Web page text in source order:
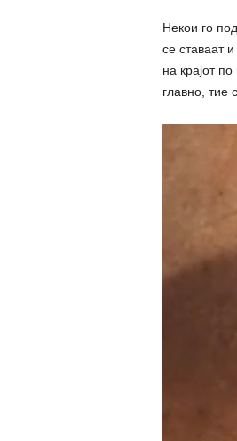
Некои го
се ставаат
на крајот
главно, тие